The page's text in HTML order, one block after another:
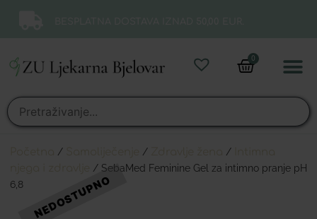
0
/ / /
/ SebaMed Feminine Gel za intimno pranje pH
6,8